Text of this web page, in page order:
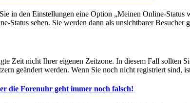
in den Einstellungen eine Option „Meinen Online-
Status sehen. Sie werden dann als unsichtbarer Besucher
Zeit nicht Ihrer eigenen Zeitzone. In diesem Fall sollten
geändert werden. Wenn Sie noch nicht registriert sind,
die Forenuhr geht immer noch falsch!